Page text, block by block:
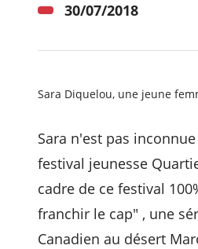
30/07/2018
Sara Diquelou, une jeune
Sara n'est pas
festival jeunesse
cadre de ce festival
franchir le cap" , une
Canadien au désert